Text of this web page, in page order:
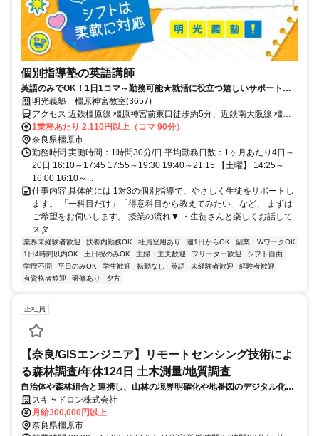
個別指導塾の英語講師
英語のみでOK！1日1コマ～勤務可能★就活に役立つ嬉しいサポートも
◎ミドル・シニアも活躍中
明光義塾 橿原神宮教室(3657)
アクセス 近鉄橿原線 橿原神宮前東口徒歩約5分、近鉄南大阪線 橿原
神宮前東口徒歩約5分、近鉄吉野線 橿原神宮前東口徒歩約5分
1業務あたり 2,110円以上（コマ 90分）
奈良県橿原市
勤務時間 実働時間：1時間30分/日 平均勤務日数：1ヶ月あたり4日～
20日 16:10～17:45 17:55～19:30 19:40～21:15 【土曜】 14:25～
16:00 16:10～...
仕事内容 具体的には 1対3の個別指導で、やさしく生徒をサポートし
ます。 「一科目だけ」「得意科目から教えてみたい」など、 まずは
ご希望をお伺いします。 授業の流れ▼ ・生徒さんと楽しくお話して
スタ...
業界未経験者歓迎 扶養内勤務OK 社員登用あり 週1日からOK
副業・WワークOK
1日4時間以内OK
土日祝のみOK 主婦・主夫歓迎 フリーター歓迎
シフト自由
学歴不問
平日のみOK 学生歓迎 転勤なし 英語 未経験者歓迎
経験者歓迎
有資格者歓迎
研修あり 夕方
正社員
【奈良/GISエンジニア】リモートセンシング技術によ
る森林調査/年休124日 土木測量/地質調査
自治体や森林組合と連携し、山林の境界明確化や地番図のデジタル化を
推進。調査データを地図上で統合し、レーザードローンや三次元技術お
よびGISを用いることで、森林の適切な管理と保全を実現します
スキャドロン株式会社
月給300,000円以上
奈良県橿原市